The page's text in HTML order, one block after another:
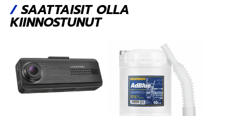
/SAATTAISIT OLLA
KIINNOSTUNUT